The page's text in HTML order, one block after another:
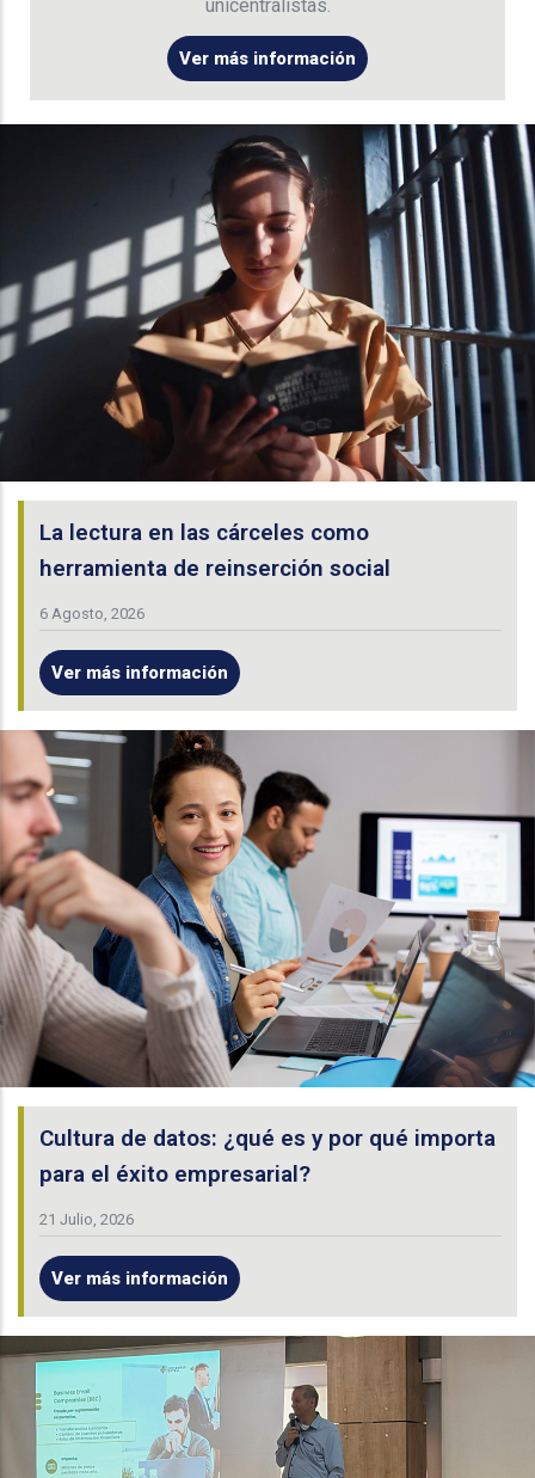
unicentralistas.
Ver más información
La lectura en las cárceles como
herramienta de reinserción social
6 Agosto, 2026
Ver más información
Cultura de datos: ¿qué es y por qué importa
para el éxito empresarial?
21 Julio, 2026
Ver más información